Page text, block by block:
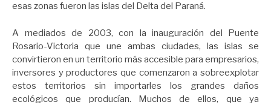
esas zonas fueron las islas del Delta del Paraná.
A mediados de 2003, con la inauguración del Puente
Rosario-Victoria que une ambas ciudades, las islas se
convirtieron en un territorio más accesible para empresarios,
inversores y productores que comenzaron a sobreexplotar
estos territorios sin importarles los grandes daños
ecológicos que producían. Muchos de ellos, que ya